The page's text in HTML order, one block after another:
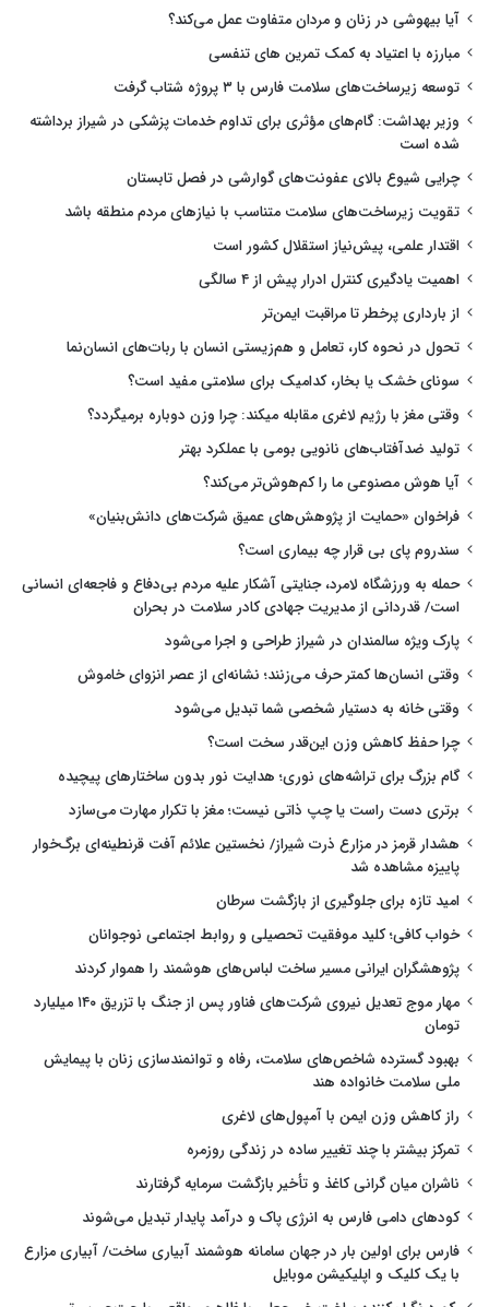
آیا بیهوشی در زنان و مردان متفاوت عمل می‌کند؟
مبارزه با اعتیاد به کمک تمرین های تنفسی
توسعه زیرساخت‌های سلامت فارس با ۳ پروژه شتاب گرفت
وزیر بهداشت: گام‌های مؤثری برای تداوم خدمات پزشکی در شیراز برداشته
شده است
چرایی شیوع بالای عفونت‌های گوارشی در فصل تابستان
تقویت زیرساخت‌های سلامت متناسب با نیازهای مردم منطقه باشد
اقتدار علمی، پیش‌نیاز استقلال کشور است
اهمیت یادگیری کنترل ادرار پیش از ۴ سالگی
از بارداری پرخطر تا مراقبت ایمن‌تر
تحول در نحوه کار، تعامل و هم‌زیستی انسان با ربات‌های انسان‌نما
سونای خشک یا بخار، کدامیک برای سلامتی مفید است؟
وقتی مغز با رژیم لاغری مقابله میکند: چرا وزن دوباره برمیگردد؟
تولید ضدآفتاب‌های نانویی بومی با عملکرد بهتر
آیا هوش مصنوعی ما را کم‌هوش‌تر می‌کند؟
فراخوان «حمایت از پژوهش‌های عمیق شرکت‌های دانش‌بنیان»
سندروم پای بی قرار چه بیماری است؟
حمله به ورزشگاه لامرد، جنایتی آشکار علیه مردم بی‌دفاع و فاجعه‌ای انسانی
است/ قدردانی از مدیریت جهادی کادر سلامت در بحران
پارک ویژه سالمندان در شیراز طراحی و اجرا می‌شود
وقتی انسان‌ها کمتر حرف می‌زنند؛ نشانه‌ای از عصر انزوای خاموش
وقتی خانه به دستیار شخصی شما تبدیل می‌شود
چرا حفظ کاهش وزن این‌قدر سخت است؟
گام بزرگ برای تراشه‌های نوری؛ هدایت نور بدون ساختارهای پیچیده
برتری دست راست یا چپ ذاتی نیست؛ مغز با تکرار مهارت می‌سازد
هشدار قرمز در مزارع ذرت شیراز/ نخستین علائم آفت قرنطینه‌ای برگ‌خوار
پاییزه مشاهده شد
امید تازه برای جلوگیری از بازگشت سرطان
خواب کافی؛ کلید موفقیت تحصیلی و روابط اجتماعی نوجوانان
پژوهشگران ایرانی مسیر ساخت لباس‌های هوشمند را هموار کردند
مهار موج تعدیل نیروی شرکت‌های فناور پس از جنگ با تزریق ۱۴۰ میلیارد
تومان
بهبود گسترده شاخص‌های سلامت، رفاه و توانمندسازی زنان با پیمایش
ملی سلامت خانواده هند
راز کاهش وزن ایمن با آمپول‌های لاغری
تمرکز بیشتر با چند تغییر ساده در زندگی روزمره
ناشران میان گرانی کاغذ و تأخیر بازگشت سرمایه گرفتارند
کودهای دامی فارس به انرژی پاک و درآمد پایدار تبدیل می‌شوند
فارس برای اولین بار در جهان سامانه هوشمند آبیاری ساخت/ آبیاری مزارع
با یک کلیک و اپلیکیشن موبایل